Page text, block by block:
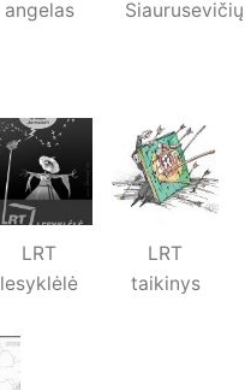
angelas
LRT
lesyklėlė
LRT
taikinys